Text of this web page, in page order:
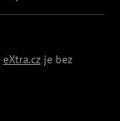
eXtra.cz je bez